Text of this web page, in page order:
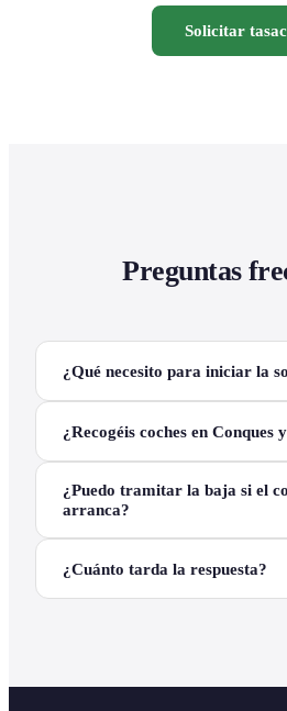
Solicitar
Preguntas
¿Qué necesito para iniciar la
¿Recogéis coches en Conques
¿Puedo tramitar la baja si el
arranca?
¿Cuánto tarda la respuesta?